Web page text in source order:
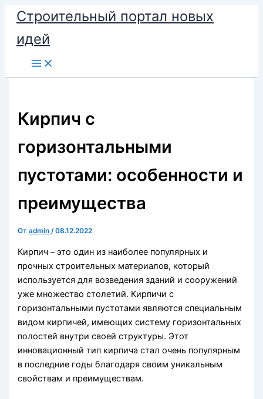
Перейти
содержимому
Строительный портал новых
идей
Кирпич с
горизонтальными
пустотами: особенности и
преимущества
Отadmin/08.12.2022
Кирпич – это один из наиболее популярных и
прочных строительных материалов, который
используется для возведения зданий и сооружений
уже множество столетий. Кирпичи с
горизонтальными пустотами являются специальным
видом кирпичей, имеющих систему горизонтальных
полостей внутри своей структуры. Этот
инновационный тип кирпича стал очень популярным
в последние годы благодаря своим уникальным
свойствам и преимуществам.